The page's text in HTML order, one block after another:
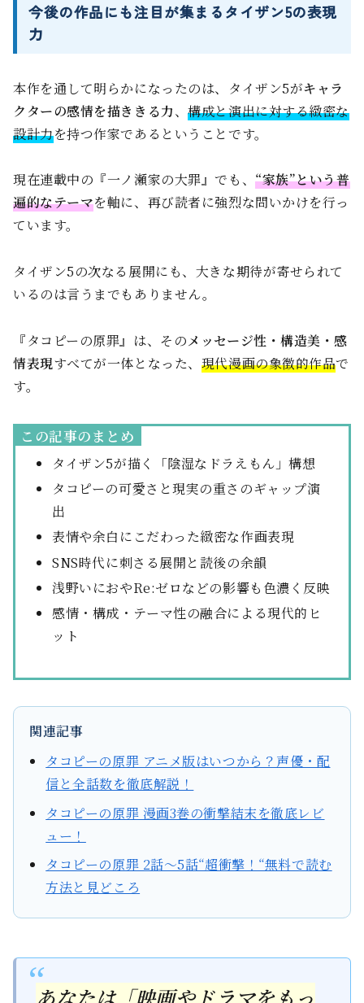
今後の作品にも注目が集まるタイザン5の表現
力
本作を通して明らかになったのは、タイザン5がキャラ
クターの感情を描ききる力、構成と演出に対する緻密な
設計力を持つ作家であるということです。
現在連載中の『一ノ瀬家の大罪』でも、“家族”という普
遍的なテーマを軸に、再び読者に強烈な問いかけを行っ
ています。
タイザン5の次なる展開にも、大きな期待が寄せられて
いるのは言うまでもありません。
『タコピーの原罪』は、そのメッセージ性・構造美・感
情表現すべてが一体となった、 現代漫画の象徴的作品で
す。
この記事のまとめ
タイザン5が描く「陰湿なドラえもん」構想
タコピーの可愛さと現実の重さのギャップ演
出
表情や余白にこだわった緻密な作画表現
SNS時代に刺さる展開と読後の余韻
浅野いにおやRe:ゼロなどの影響も色濃く反映
感情・構成・テーマ性の融合による現代的ヒ
ット
関連記事
タコピーの原罪 アニメ版はいつから？声優・配
信と全話数を徹底解説！
タコピーの原罪 漫画3巻の衝撃結末を徹底レビ
ュー！
タコピーの原罪 2話〜5話“超衝撃！“無料で読む
方法と見どころ
あなたは「映画やドラマをもっ